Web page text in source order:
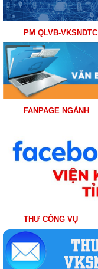
PM QLVB-VKSNDTC
FANPAGE NGÀNH
THƯ CÔNG VỤ